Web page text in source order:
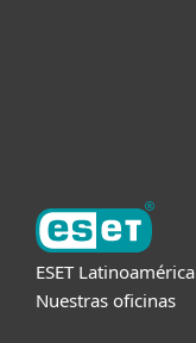
ESET Latinoamérica
Nuestras oficinas